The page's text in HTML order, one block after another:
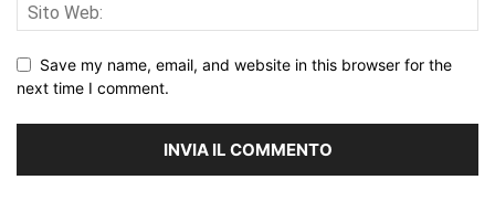
Save my name, email, and website in this browser for the
next time I comment.